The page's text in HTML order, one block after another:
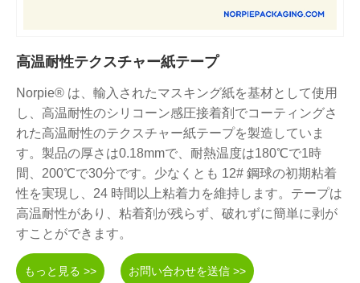
高温耐性テクスチャー紙テープ
Norpie® は、輸入されたマスキング紙を基材として使用
し、高温耐性のシリコーン感圧接着剤でコーティングさ
れた高温耐性のテクスチャー紙テープを製造していま
す。製品の厚さは0.18mmで、耐熱温度は180℃で1時
間、200℃で30分です。少なくとも 12# 鋼球の初期粘着
性を実現し、24 時間以上粘着力を維持します。テープは
高温耐性があり、粘着剤が残らず、破れずに簡単に剥が
すことができます。
もっと見る >> お問い合わせを送信 >>